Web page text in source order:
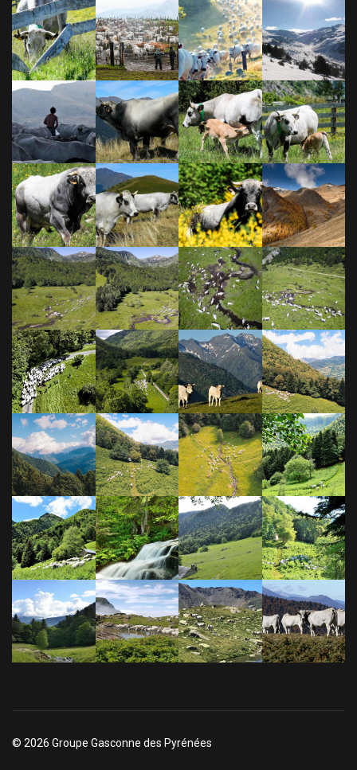
© 2026 Groupe Gasconne des Pyrénées